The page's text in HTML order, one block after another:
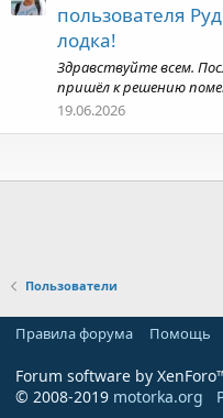
пользователя
лодка!
Здравствуйте всем.
пришёл к решению
19.06.2026
Пользователи
Правила форума Помощь
Forum software by
© 2008-2019 motorka.org